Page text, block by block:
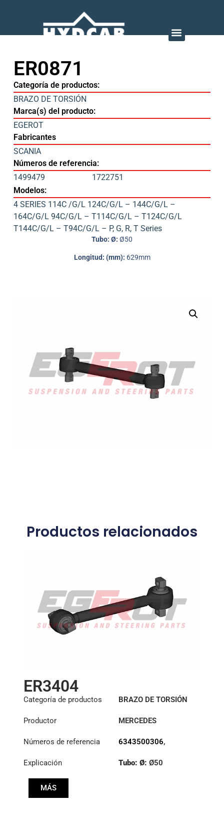
ER0871
Categoría de productos:
BRAZO DE TORSIÓN
Marca(s) del producto:
EGEROT
Fabricantes
SCANIA
Números de referencia:
1499479
1722751
Modelos:
4 SERIES 114C /G/L 124C/G/L – 144C/G/L –
164C/G/L 94C/G/L – T114C/G/L – T124C/G/L
T144C/G/L – T94C/G/L – P, G, R, T Series
Tubo: Ø: Ø50
Longitud: (mm): 629mm
Productos relacionados
ER3404
Categoría de productos BRAZO DE TORSIÓN
Productor MERCEDES
Números de referencia 6343500306,
6343502206
Explicación Tubo: Ø: Ø50
MÁS